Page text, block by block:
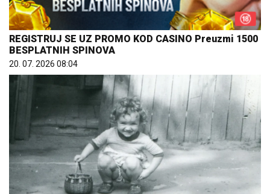
REGISTRUJ SE UZ PROMO KOD CASINO Preuzmi 1500
BESPLATNIH SPINOVA
20. 07. 2026 08:04